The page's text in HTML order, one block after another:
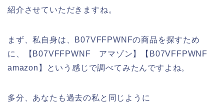
紹介させていただきますね。
まず、私自身は、B07VFFPWNFの商品を探すため
に、【B07VFFPWNF アマゾン】【B07VFFPWNF
amazon】という感じで調べてみたんですよね。
多分、あなたも過去の私と同じように